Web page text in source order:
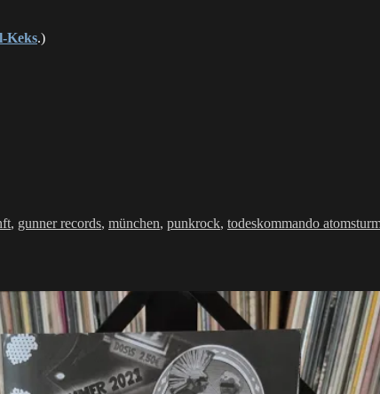
Keks.)
, gunner records, münchen, punkrock, todeskommando